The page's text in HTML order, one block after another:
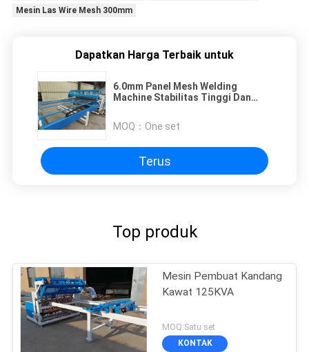
Mesin Las Wire Mesh 300mm
Dapatkan Harga Terbaik untuk
6.0mm Panel Mesh Welding
Machine Stabilitas Tinggi Dan
MOQ： One set
Terus
Top produk
Mesin Pembuat Kandang
Kawat 125KVA
MOQ:Satu set
KONTAK